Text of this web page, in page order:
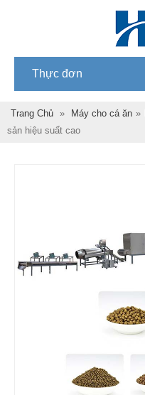
Thực đơn
Trang Chủ » Máy cho cá ăn »
sản hiệu suất cao